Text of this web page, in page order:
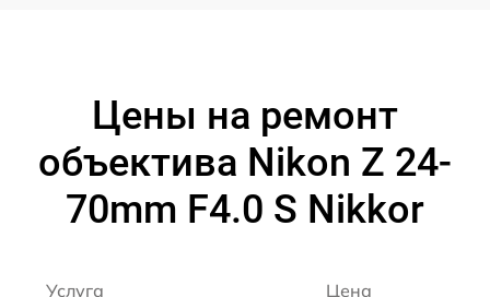
Цены на ремонт
объектива Nikon Z 24-
70mm F4.0 S Nikkor
Услуга Цена